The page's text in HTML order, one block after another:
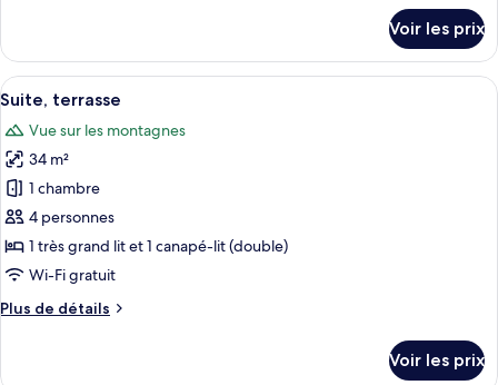
le
type
de
Chambre
Deluxe
Voir les prix
Afficher
toutes
les
photos
pour
ce
type
de
chambre :
Suite,
Une chambre d’hôtel moderne
3
Suite, terrasse
Vue sur les montagnes
34 m²
1 chambre
4 personnes
1 très grand lit et 1 canapé-lit (double)
Wi-Fi gratuit
Plus de détails
Plus
Voir les prix